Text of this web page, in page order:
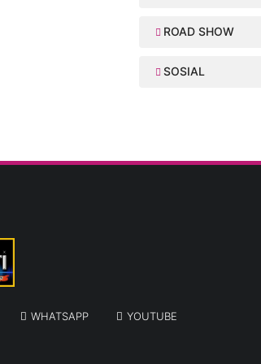
ROAD SHOW
SOSIAL
WHATSAPP YOUTUBE